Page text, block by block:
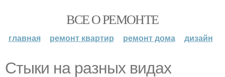
ВСЕ О РЕМОНТЕ
главная ремонт квартир ремонт дома дизайн
Стыки на разных видах